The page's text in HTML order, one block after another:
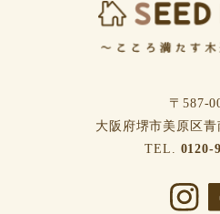
〒587-
⼤阪府堺市美原区
TEL. 0120-